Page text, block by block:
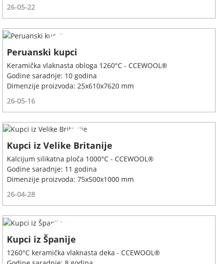
26-05-22
Peruanski kupci
Keramička vlaknasta obloga 1260°C - CCEWOOL®
Godine saradnje: 10 godina
Dimenzije proizvoda: 25x610x7620 mm
26-05-16
Kupci iz Velike Britanije
Kalcijum silikatna ploča 1000°C - CCEWOOL®
Godine saradnje: 11 godina
Dimenzije proizvoda: 75x500x1000 mm
26-04-28
Kupci iz Španije
1260°C keramička vlaknasta deka - CCEWOOL®